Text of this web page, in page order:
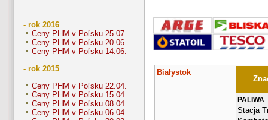
- rok 2016
Ceny PHM v Poľsku 25.07.
Ceny PHM v Poľsku 20.06.
Ceny PHM v Poľsku 14.06.
- rok 2015
Ceny PHM v Poľsku 22.04.
Ceny PHM v Poľsku 15.04.
Ceny PHM v Poľsku 08.04.
Ceny PHM v Poľsku 06.04.
Białystok
PALIWA
Stacja